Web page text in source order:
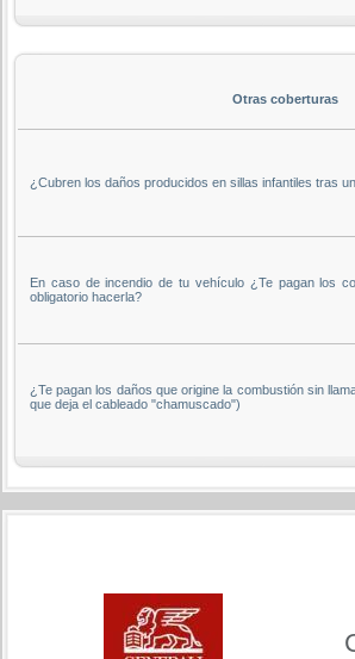
Otras coberturas
¿Cubren los daños producidos en sillas infantiles tras
En caso de incendio de tu vehículo ¿Te pagan los
obligatorio hacerla?
¿Te pagan los daños que origine la combustión sin
que deja el cableado "chamuscado")